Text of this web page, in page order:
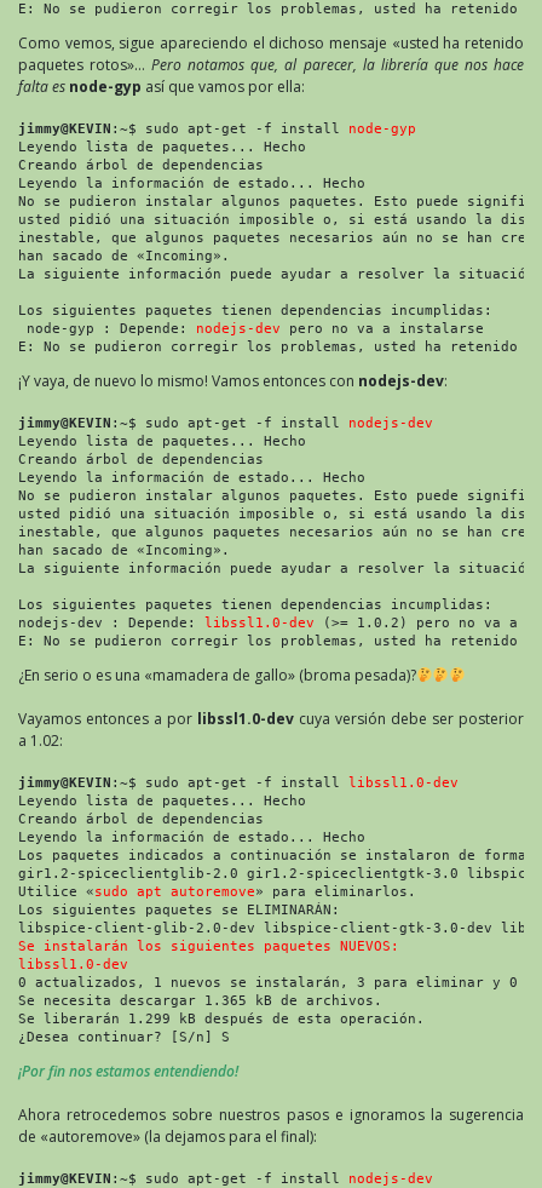
E: No se pudieron corregir los problemas, usted ha retenido
Como vemos, sigue apareciendo el dichoso mensaje «usted ha retenido
paquetes rotos»…Pero notamos que, al parecer, la librería que nos hace
falta es node-gyp así que vamos por ella:
jimmy@KEVIN :~$ sudo apt-get -f install node-gyp
Leyendo lista de paquetes... Hecho
Creando árbol de dependencias
Leyendo la información de estado... Hecho
No se pudieron instalar algunos paquetes. Esto puede
usted pidió una situación imposible o, si está usando la
inestable, que algunos paquetes necesarios aún no se han
han sacado de «Incoming».
La siguiente información puede ayudar a resolver la situación:
Los siguientes paquetes tienen dependencias incumplidas:
node-gyp : Depende: nodejs-dev pero no va a instalarse
E: No se pudieron corregir los problemas, usted ha retenido
¡Y vaya, de nuevo lo mismo! Vamos entonces con nodejs-dev:
jimmy@KEVIN :~$ sudo apt-get -f install nodejs-dev
Leyendo lista de paquetes... Hecho
Creando árbol de dependencias
Leyendo la información de estado... Hecho
No se pudieron instalar algunos paquetes. Esto puede
usted pidió una situación imposible o, si está usando la
inestable, que algunos paquetes necesarios aún no se han
han sacado de «Incoming».
La siguiente información puede ayudar a resolver la situación:
Los siguientes paquetes tienen dependencias incumplidas:
nodejs-dev : Depende: libssl1.0-dev (>= 1.0.2) pero no va a
E: No se pudieron corregir los problemas, usted ha retenido
¿En serio o es una «mamadera de gallo» (broma pesada)?
Vayamos entonces a por libssl1.0-dev cuya versión debe ser posterior
a 1.02:
jimmy@KEVIN :~$ sudo apt-get -f install libssl1.0-dev
Leyendo lista de paquetes... Hecho
Creando árbol de dependencias
Leyendo la información de estado... Hecho
Los paquetes indicados a continuación se instalaron de forma
gir1.2-spiceclientglib-2.0 gir1.2-spiceclientgtk-3.0
Utilice «sudo apt autoremove» para eliminarlos.
Los siguientes paquetes se ELIMINARÁN:
libspice-client-glib-2.0-dev libspice-client-gtk-3.0-dev
Se instalarán los siguientes paquetes NUEVOS:
libssl1.0-dev
0 actualizados, 1 nuevos se instalarán, 3 para eliminar y 0
Se necesita descargar 1.365 kB de archivos.
Se liberarán 1.299 kB después de esta operación.
¿Desea continuar? [S/n] S
¡Por fin nos estamos entendiendo!
Ahora retrocedemos sobre nuestros pasos e ignoramos la sugerencia
de «autoremove» (la dejamos para el final):
jimmy@KEVIN :~$ sudo apt-get -f install nodejs-dev